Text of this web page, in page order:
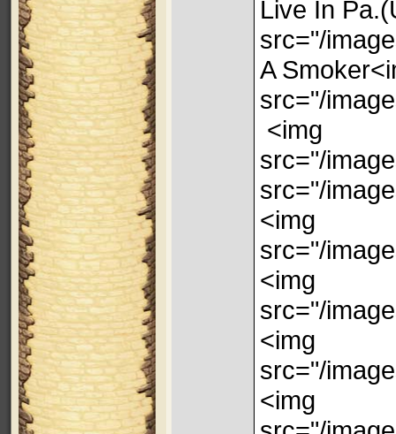
Live In
src="/
A
src="/
<img
src="/
src="/
<img
src="/
<img
src="/
<img
src="/
<img